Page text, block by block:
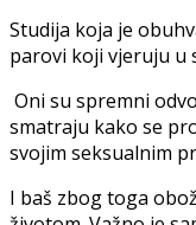
Studija koja je
parovi koji vjeruju u
Oni su spremni
smatraju kako se
svojim seksualnim
I baš zbog toga